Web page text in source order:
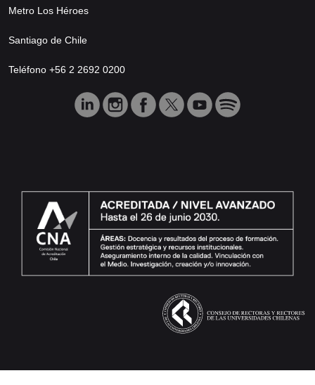
Metro Los Héroes
Santiago de Chile
Teléfono +56 2 2692 0200